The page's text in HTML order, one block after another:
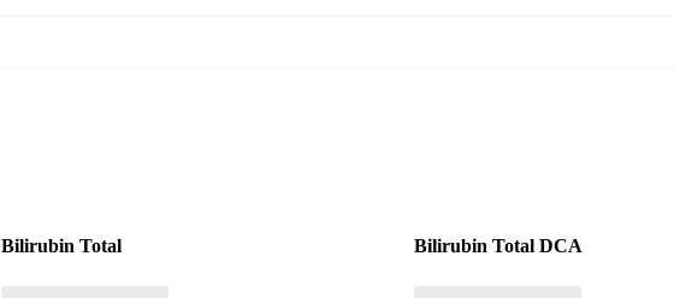
Bilirubin Total Bilirubin Total DCA